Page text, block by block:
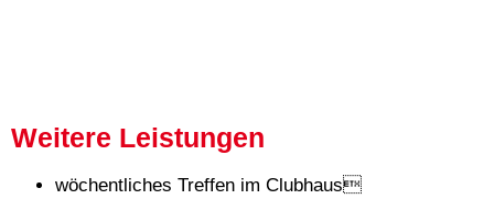
Weitere Leistungen
wöchentliches Treffen im Clubhaus